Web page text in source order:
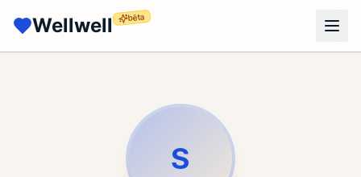
Wellwell bêta
S